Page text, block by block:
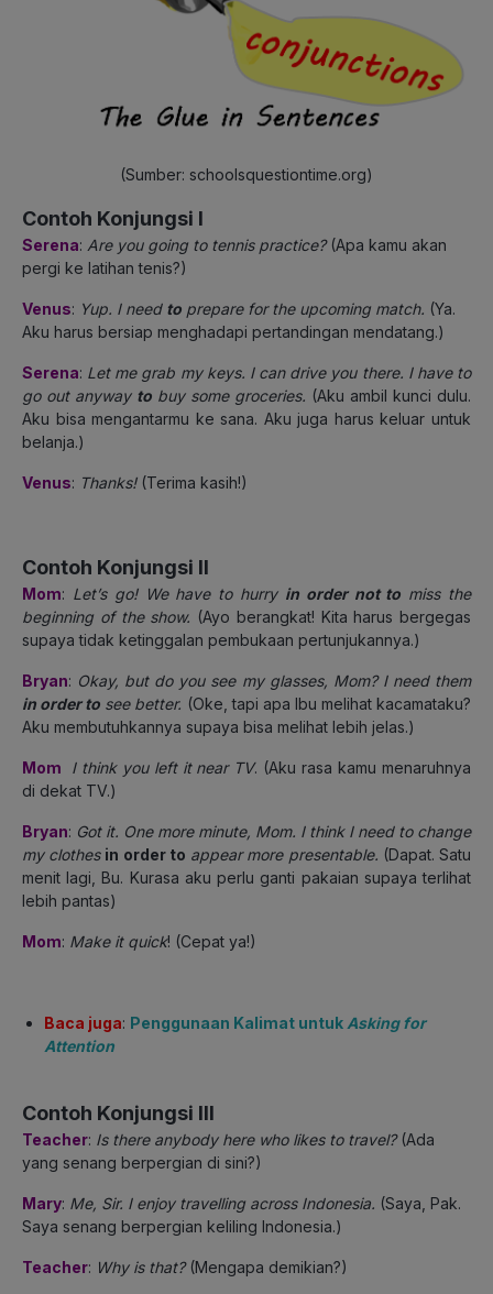
(Sumber: schoolsquestiontime.org)
Contoh Konjungsi I
Serena: Are you going to tennis practice? (Apa kamu akan
pergi ke latihan tenis?)
Venus: Yup. I need to prepare for the upcoming match. (Ya.
Aku harus bersiap menghadapi pertandingan mendatang.)
Serena: Let me grab my keys. I can drive you there. I have to
go out anyway to buy some groceries. (Aku ambil kunci dulu.
Aku bisa mengantarmu ke sana. Aku juga harus keluar untuk
belanja.)
Venus: Thanks!(Terima kasih!)
Contoh Konjungsi II
Mom: Let’s go! We have to hurry in order not to miss the
beginning of the show. (Ayo berangkat! Kita harus bergegas
supaya tidak ketinggalan pembukaan pertunjukannya.)
Bryan: Okay, but do you see my glasses, Mom? I need them
in order to see better. (Oke, tapi apa Ibu melihat kacamataku?
Aku membutuhkannya supaya bisa melihat lebih jelas.)
Mom I think you left it near TV. (Aku rasa kamu menaruhnya
di dekat TV.)
Bryan: Got it. One more minute, Mom. I think I need to change
my clothes in order to appear more presentable. (Dapat. Satu
menit lagi, Bu. Kurasa aku perlu ganti pakaian supaya terlihat
lebih pantas)
Mom: Make it quick! (Cepat ya!)
Baca juga: Penggunaan Kalimat untuk Asking for
Attention
Contoh Konjungsi III
Teacher: Is there anybody here who likes to travel? (Ada
yang senang berpergian di sini?)
Mary: Me, Sir. I enjoy travelling across Indonesia. (Saya, Pak.
Saya senang berpergian keliling Indonesia.)
Teacher: Why is that? (Mengapa demikian?)